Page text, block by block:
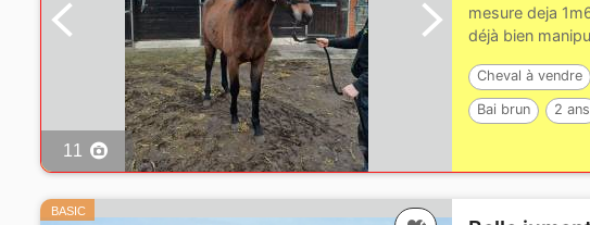
11
mesure deja
déjà bien
Cheval à vendre
Bai brun 2 ans
BASIC